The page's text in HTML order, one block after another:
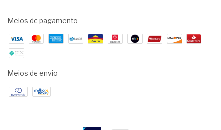
Meios de pagamento
Meios de envio